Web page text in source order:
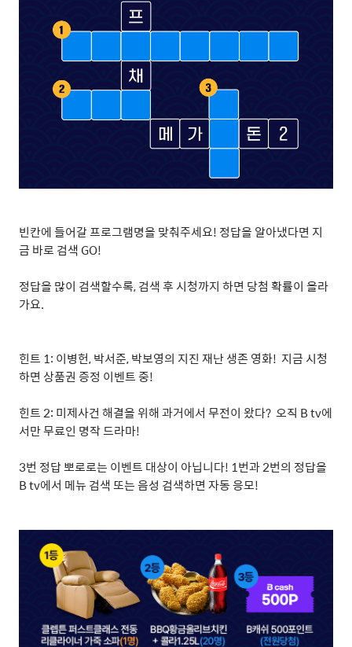
빈칸에 들어갈 프로그램명을 맞춰주세요! 정답을 알아냈다면 지
금 바로 검색 GO!
정답을 많이 검색할수록, 검색 후 시청까지 하면 당첨 확률이 올라
가요.
힌트 1: 이병헌, 박서준, 박보영의 지진 재난 생존 영화! 지금 시청
하면 상품권 증정 이벤트 중!
힌트 2: 미제사건 해결을 위해 과거에서 무전이 왔다? 오직 B tv에
서만 무료인 명작 드라마!
3번 정답 뽀로로는 이벤트 대상이 아닙니다! 1번과 2번의 정답을
B tv에서 메뉴 검색 또는 음성 검색하면 자동 응모!